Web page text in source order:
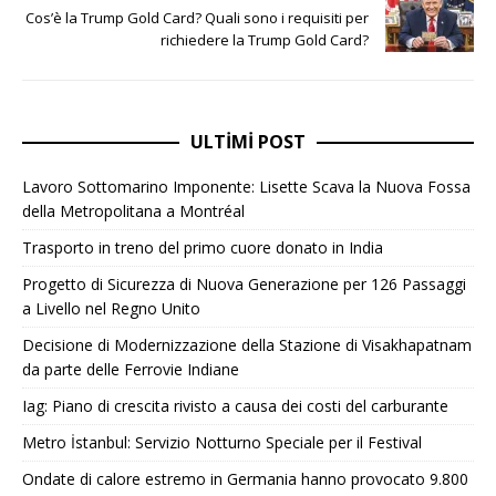
Cos’è la Trump Gold Card? Quali sono i requisiti per
richiedere la Trump Gold Card?
ULTIMI POST
Lavoro Sottomarino Imponente: Lisette Scava la Nuova Fossa
della Metropolitana a Montréal
Trasporto in treno del primo cuore donato in India
Progetto di Sicurezza di Nuova Generazione per 126 Passaggi
a Livello nel Regno Unito
Decisione di Modernizzazione della Stazione di Visakhapatnam
da parte delle Ferrovie Indiane
Iag: Piano di crescita rivisto a causa dei costi del carburante
Metro İstanbul: Servizio Notturno Speciale per il Festival
Ondate di calore estremo in Germania hanno provocato 9.800